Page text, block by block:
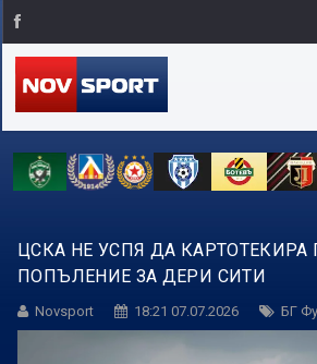
ЦСКА НЕ УСПЯ ДА
ПОПЪЛЕНИЕ ЗА ДЕРИ СИТИ
Novsport 18:21 07.07.2026 БГ